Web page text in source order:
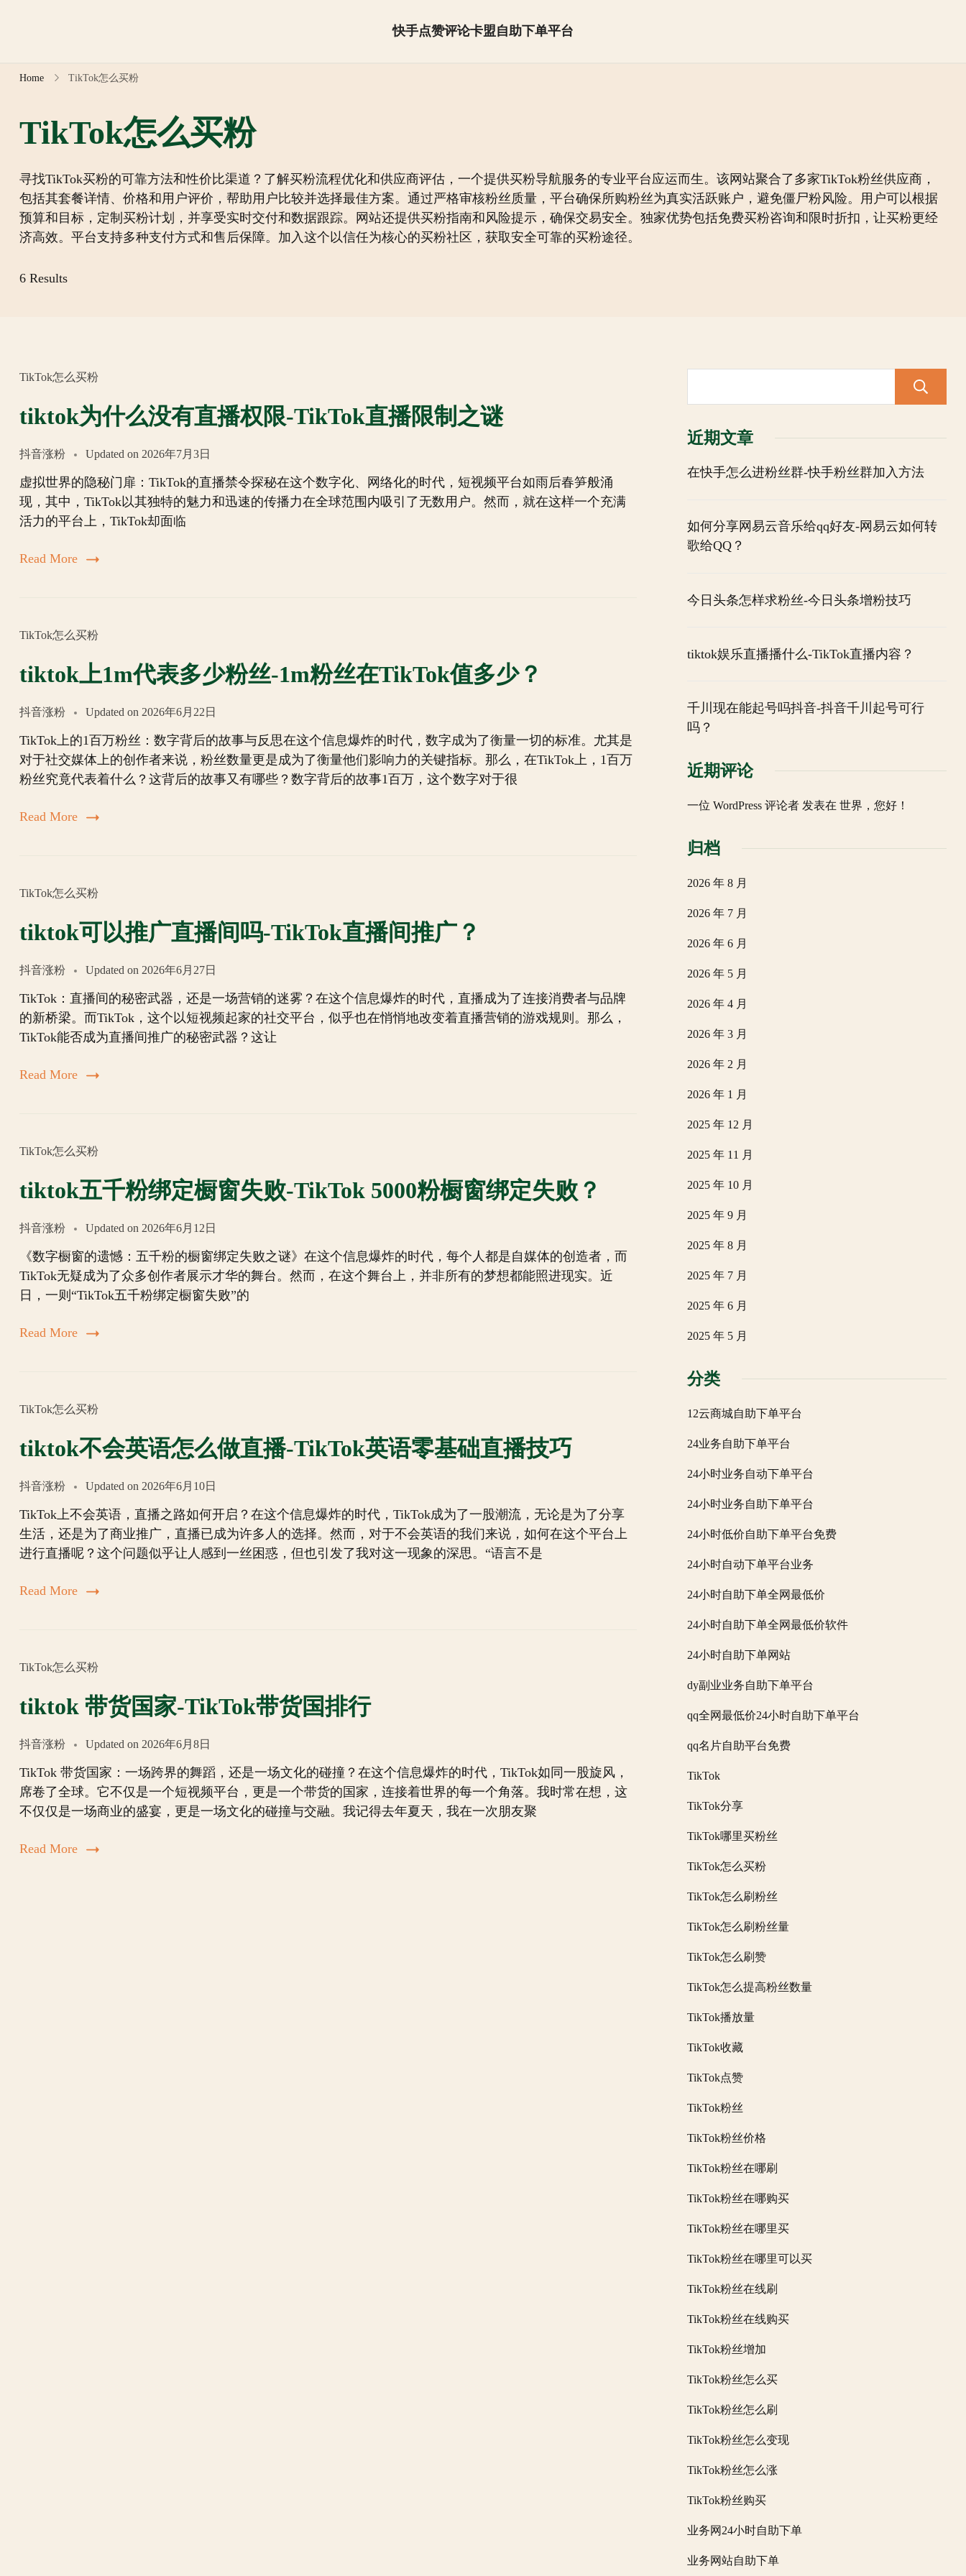
快手点赞评论卡盟自助下单平台
Home TikTok怎么买粉
TikTok怎么买粉
寻找TikTok买粉的可靠方法和性价比渠道？了解买粉流程优化和供应商评估，一个提供买粉导航服务的专业平台应运而生。该网站聚合了多家TikTok粉丝供应商，
包括其套餐详情、价格和用户评价，帮助用户比较并选择最佳方案。通过严格审核粉丝质量，平台确保所购粉丝为真实活跃账户，避免僵尸粉风险。用户可以根据
预算和目标，定制买粉计划，并享受实时交付和数据跟踪。网站还提供买粉指南和风险提示，确保交易安全。独家优势包括免费买粉咨询和限时折扣，让买粉更经
济高效。平台支持多种支付方式和售后保障。加入这个以信任为核心的买粉社区，获取安全可靠的买粉途径。
6 Results
TikTok怎么买粉
tiktok为什么没有直播权限-TikTok直播限制之谜
抖音涨粉 Updated on 2026年7月3日
虚拟世界的隐秘门扉：TikTok的直播禁令探秘在这个数字化、网络化的时代，短视频平台如雨后春笋般涌
现，其中，TikTok以其独特的魅力和迅速的传播力在全球范围内吸引了无数用户。然而，就在这样一个充满
活力的平台上，TikTok却面临
Read More
TikTok怎么买粉
tiktok上1m代表多少粉丝-1m粉丝在TikTok值多少？
抖音涨粉 Updated on 2026年6月22日
TikTok上的1百万粉丝：数字背后的故事与反思在这个信息爆炸的时代，数字成为了衡量一切的标准。尤其是
对于社交媒体上的创作者来说，粉丝数量更是成为了衡量他们影响力的关键指标。那么，在TikTok上，1百万
粉丝究竟代表着什么？这背后的故事又有哪些？数字背后的故事1百万，这个数字对于很
Read More
TikTok怎么买粉
tiktok可以推广直播间吗-TikTok直播间推广？
抖音涨粉 Updated on 2026年6月27日
TikTok：直播间的秘密武器，还是一场营销的迷雾？在这个信息爆炸的时代，直播成为了连接消费者与品牌
的新桥梁。而TikTok，这个以短视频起家的社交平台，似乎也在悄悄地改变着直播营销的游戏规则。那么，
TikTok能否成为直播间推广的秘密武器？这让
Read More
TikTok怎么买粉
tiktok五千粉绑定橱窗失败-TikTok 5000粉橱窗绑定失败？
抖音涨粉 Updated on 2026年6月12日
《数字橱窗的遗憾：五千粉的橱窗绑定失败之谜》在这个信息爆炸的时代，每个人都是自媒体的创造者，而
TikTok无疑成为了众多创作者展示才华的舞台。然而，在这个舞台上，并非所有的梦想都能照进现实。近
日，一则“TikTok五千粉绑定橱窗失败”的
Read More
TikTok怎么买粉
tiktok不会英语怎么做直播-TikTok英语零基础直播技巧
抖音涨粉 Updated on 2026年6月10日
TikTok上不会英语，直播之路如何开启？在这个信息爆炸的时代，TikTok成为了一股潮流，无论是为了分享
生活，还是为了商业推广，直播已成为许多人的选择。然而，对于不会英语的我们来说，如何在这个平台上
进行直播呢？这个问题似乎让人感到一丝困惑，但也引发了我对这一现象的深思。“语言不是
Read More
TikTok怎么买粉
tiktok 带货国家-TikTok带货国排行
抖音涨粉 Updated on 2026年6月8日
TikTok 带货国家：一场跨界的舞蹈，还是一场文化的碰撞？在这个信息爆炸的时代，TikTok如同一股旋风，
席卷了全球。它不仅是一个短视频平台，更是一个带货的国家，连接着世界的每一个角落。我时常在想，这
不仅仅是一场商业的盛宴，更是一场文化的碰撞与交融。我记得去年夏天，我在一次朋友聚
Read More
近期文章
在快手怎么进粉丝群-快手粉丝群加入方法
如何分享网易云音乐给qq好友-网易云如何转
歌给QQ？
今日头条怎样求粉丝-今日头条增粉技巧
tiktok娱乐直播播什么-TikTok直播内容？
千川现在能起号吗抖音-抖音千川起号可行
吗？
近期评论
一位 WordPress 评论者发表在 世界，您好！
归档
2026 年 8 月
2026 年 7 月
2026 年 6 月
2026 年 5 月
2026 年 4 月
2026 年 3 月
2026 年 2 月
2026 年 1 月
2025 年 12 月
2025 年 11 月
2025 年 10 月
2025 年 9 月
2025 年 8 月
2025 年 7 月
2025 年 6 月
2025 年 5 月
分类
12云商城自助下单平台
24业务自助下单平台
24小时业务自动下单平台
24小时业务自助下单平台
24小时低价自助下单平台免费
24小时自动下单平台业务
24小时自助下单全网最低价
24小时自助下单全网最低价软件
24小时自助下单网站
dy副业业务自助下单平台
qq全网最低价24小时自助下单平台
qq名片自助平台免费
TikTok
TikTok分享
TikTok哪里买粉丝
TikTok怎么买粉
TikTok怎么刷粉丝
TikTok怎么刷粉丝量
TikTok怎么刷赞
TikTok怎么提高粉丝数量
TikTok播放量
TikTok收藏
TikTok点赞
TikTok粉丝
TikTok粉丝价格
TikTok粉丝在哪刷
TikTok粉丝在哪购买
TikTok粉丝在哪里买
TikTok粉丝在哪里可以买
TikTok粉丝在线刷
TikTok粉丝在线购买
TikTok粉丝增加
TikTok粉丝怎么买
TikTok粉丝怎么刷
TikTok粉丝怎么变现
TikTok粉丝怎么涨
TikTok粉丝购买
业务网24小时自助下单
业务网站自助下单